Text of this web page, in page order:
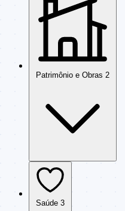
Patrimônio e Obras 2
Saúde 3